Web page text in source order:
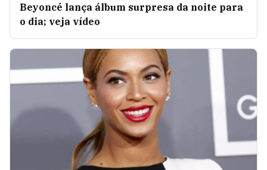
Beyoncé lança álbum surpresa da noite para
o dia; veja vídeo